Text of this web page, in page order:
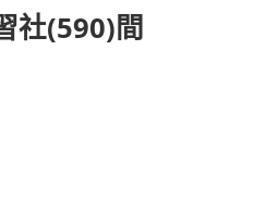
社(590)間